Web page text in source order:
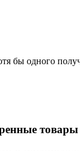
бы одного
товары